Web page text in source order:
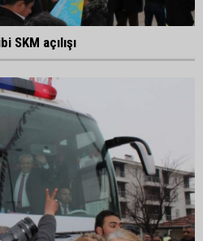
SKM açılışı